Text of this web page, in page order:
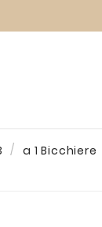
a 1 Bicchiere